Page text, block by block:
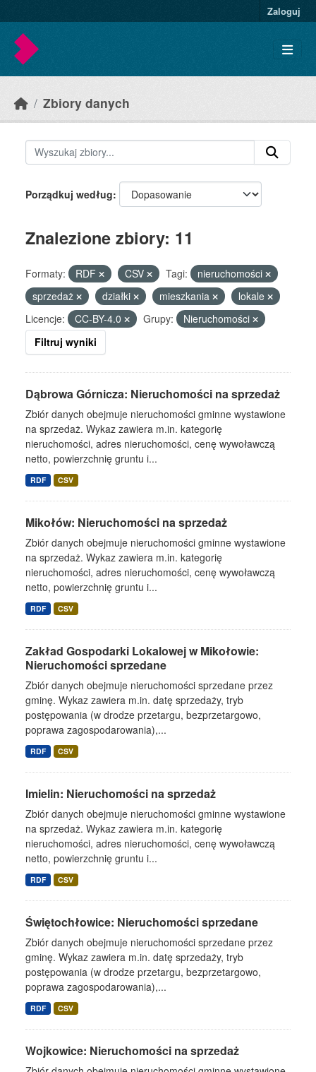
Zaloguj
Zbiory danych
Porządkuj według
Znalezione zbiory: 11
Formaty: RDF CSV Tagi:
nieruchomości
sprzedaż
działki mieszkania
lokale
Licencje:
CC-BY-4.0 Grupy:
Nieruchomości
Filtruj wyniki
Dąbrowa Górnicza: Nieruchomości na sprzedaż
Zbiór danych obejmuje nieruchomości gminne wystawione
na sprzedaż. Wykaz zawiera m.in. kategorię
nieruchomości, adres nieruchomości, cenę wywoławczą
netto, powierzchnię gruntu i...
RDF CSV
Mikołów: Nieruchomości na sprzedaż
Zbiór danych obejmuje nieruchomości gminne wystawione
na sprzedaż. Wykaz zawiera m.in. kategorię
nieruchomości, adres nieruchomości, cenę wywoławczą
netto, powierzchnię gruntu i...
RDF CSV
Zakład Gospodarki Lokalowej w Mikołowie:
Nieruchomości sprzedane
Zbiór danych obejmuje nieruchomości sprzedane przez
gminę. Wykaz zawiera m.in. datę sprzedaży, tryb
postępowania (w drodze przetargu, bezprzetargowo,
poprawa zagospodarowania),...
RDF CSV
Imielin: Nieruchomości na sprzedaż
Zbiór danych obejmuje nieruchomości gminne wystawione
na sprzedaż. Wykaz zawiera m.in. kategorię
nieruchomości, adres nieruchomości, cenę wywoławczą
netto, powierzchnię gruntu i...
RDF CSV
Świętochłowice: Nieruchomości sprzedane
Zbiór danych obejmuje nieruchomości sprzedane przez
gminę. Wykaz zawiera m.in. datę sprzedaży, tryb
postępowania (w drodze przetargu, bezprzetargowo,
poprawa zagospodarowania),...
RDF CSV
Wojkowice: Nieruchomości na sprzedaż